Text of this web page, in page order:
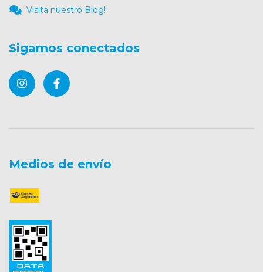
Visita nuestro Blog!
Sigamos conectados
Medios de envío